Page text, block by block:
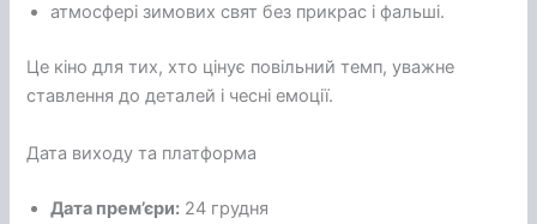
атмосфері зимових свят без прикрас і фальші.
Це кіно для тих, хто цінує повільний темп, уважне
ставлення до деталей і чесні емоції.
Дата виходу та платформа
Дата прем’єри: 24 грудня